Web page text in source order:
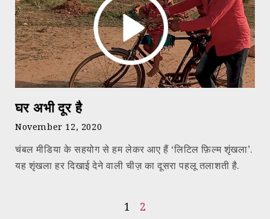
घर अभी दूर है
November 12, 2020
चंबल मीडिया के सहयोग से हम लेकर आए हैं ‘लिटिल फ़िल्म शृंखला’.
यह शृंखला हर दिखाई देने वाली चीज़ का दूसरा पहलू तलाशती है.
1 2